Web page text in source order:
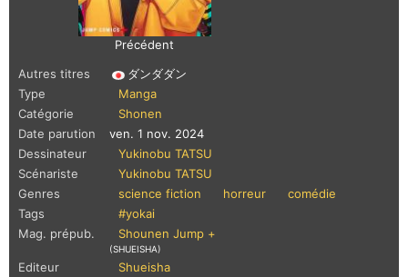
Précédent
Autres titres
ダンダダン
Type
Manga
Catégorie
Shonen
Date parution
ven. 1 nov. 2024
Dessinateur
Yukinobu TATSU
Scénariste
Yukinobu TATSU
Genres
science fiction horreur
comédie
Tags
#yokai
Mag. prépub.
Shounen Jump +
(SHUEISHA)
Editeur
Shueisha